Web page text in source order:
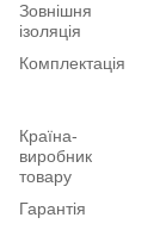
Зовнішня
ізоляція
Комплектація
Країна-
виробник
товару
Гарантія